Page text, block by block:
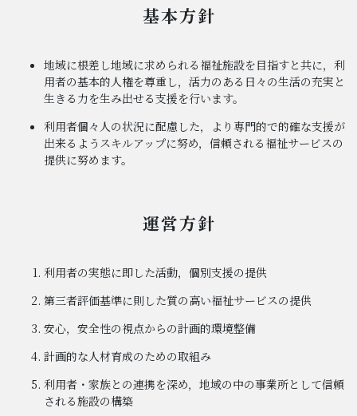
基本方針
地域に根差し地域に求められる福祉施設を目指すと共に，利
用者の基本的人権を尊重し，活力のある日々の生活の充実と
生きる力を生み出せる支援を行います。
利用者個々人の状況に配慮した，より専門的で的確な支援が
出来るようスキルアップに努め，信頼される福祉サービスの
提供に努めます。
運営方針
利用者の実態に即した活動，個別支援の提供
第三者評価基準に則した質の高い福祉サービスの提供
安心，安全性の視点からの計画的環境整備
計画的な人材育成のための取組み
利用者・家族との連携を深め，地域の中の事業所として信頼
される施設の構築